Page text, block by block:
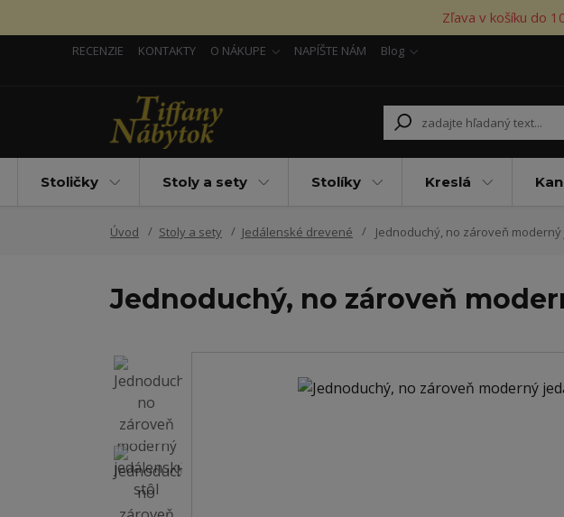
Zľava v košíku do
RECENZIE KONTAKTY O NÁKUPE NAPÍŠTE NÁM
Blog
Stoličky Stoly a sety Stolíky Kreslá
Úvod Stoly a sety Jedálenské drevené Jednoduchý, no zároveň
Jednoduchý, no zároveň